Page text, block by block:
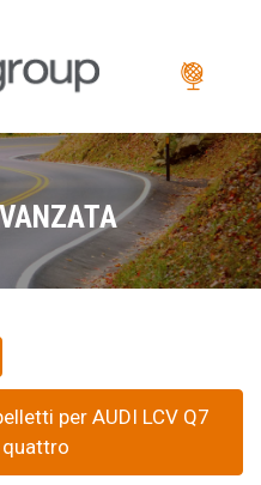
per AUDI LCV Q7
quattro